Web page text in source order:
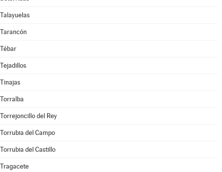
Talayuelas
Tarancón
Tébar
Tejadillos
Tinajas
Torralba
Torrejoncillo del Rey
Torrubia del Campo
Torrubia del Castillo
Tragacete